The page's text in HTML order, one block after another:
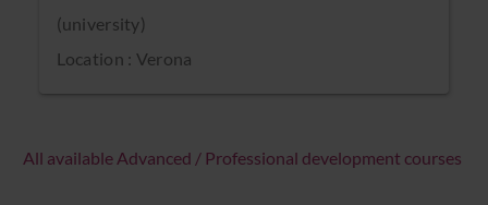
(university)
Location : Verona
All available Advanced / Professional development courses